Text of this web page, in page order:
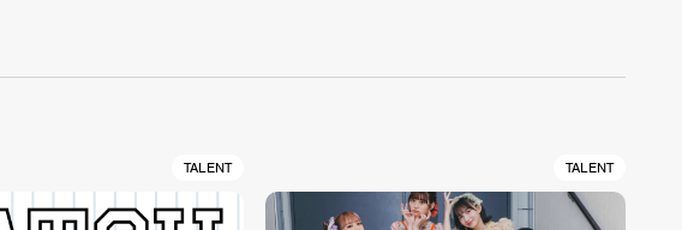
TALENT TALENT